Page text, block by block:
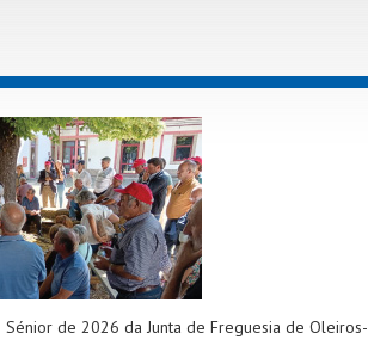
de 2026 da Junta de Freguesia de Oleiros-